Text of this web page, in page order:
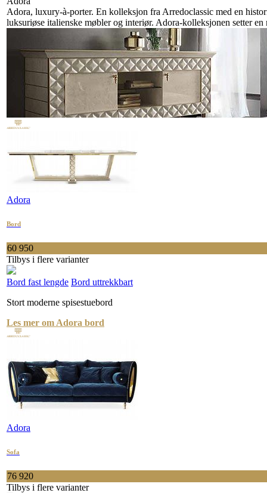
Adora, luxury-à-porter. En kolleksjon fra Arredoclassic med en
luksuriøse italienske møbler og interiør. Adora-kolleksjonen setter
Adora
Bord
60 950
Tilbys i flere varianter
Bord fast lengde Bord uttrekkbart
Stort moderne spisestuebord
Les mer om Adora bord
Adora
Sofa
76 920
Tilbys i flere varianter